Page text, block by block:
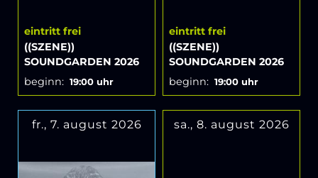
eintritt frei
((SZENE))
SOUNDGARDEN 2026
beginn: 19:00 uhr
eintritt frei
((SZENE))
SOUNDGARDEN 2026
beginn: 19:00 uhr
fr., 7. august 2026 sa., 8. august 2026